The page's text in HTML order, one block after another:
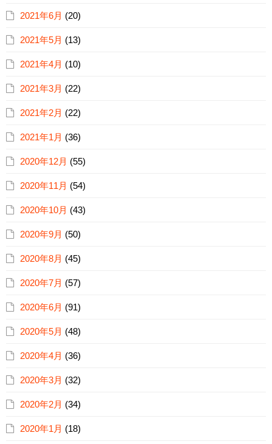
2021年6月 (20)
2021年5月 (13)
2021年4月 (10)
2021年3月 (22)
2021年2月 (22)
2021年1月 (36)
2020年12月 (55)
2020年11月 (54)
2020年10月 (43)
2020年9月 (50)
2020年8月 (45)
2020年7月 (57)
2020年6月 (91)
2020年5月 (48)
2020年4月 (36)
2020年3月 (32)
2020年2月 (34)
2020年1月 (18)